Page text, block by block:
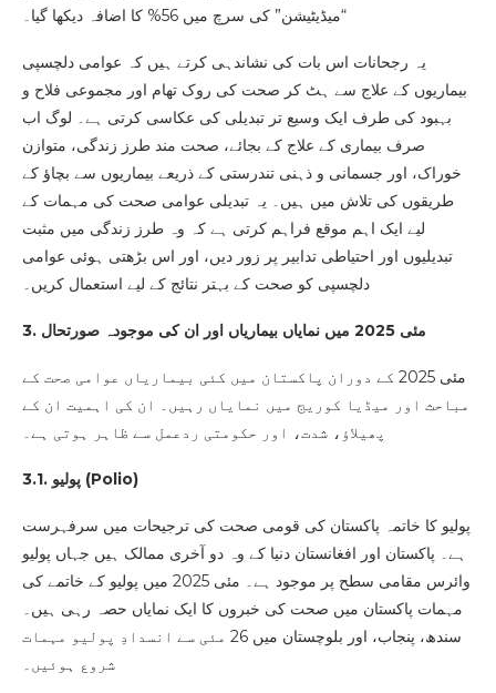
یہ رجحانات اس بات کی نشاندہی کرتے ہیں کہ عوامی دلچسپی
بیماریوں کے علاج سے ہٹ کر صحت کی روک تھام اور مجموعی فلاح و
بہبود کی طرف ایک وسیع تر تبدیلی کی عکاسی کرتی ہے۔ لوگ اب
صرف بیماری کے علاج کے بجائے، صحت مند طرز زندگی، متوازن
خوراک، اور جسمانی و ذہنی تندرستی کے ذریعے بیماریوں سے بچاؤ کے
طریقوں کی تلاش میں ہیں۔ یہ تبدیلی عوامی صحت کی مہمات کے
لیے ایک اہم موقع فراہم کرتی ہے کہ وہ طرز زندگی میں مثبت
تبدیلیوں اور احتیاطی تدابیر پر زور دیں، اور اس بڑھتی ہوئی عوامی
دلچسپی کو صحت کے بہتر نتائج کے لیے استعمال کریں۔
3. مئی 2025 میں نمایاں بیماریاں اور ان کی موجودہ صورتحال
مئی 2025 کے دوران پاکستان میں کئی بیماریاں عوامی صحت کے
مباحث اور میڈیا کوریج میں نمایاں رہیں۔ ان کی اہمیت ان کے
پھیلاؤ، شدت، اور حکومتی ردعمل سے ظاہر ہوتی ہے۔
3.1. پولیو (Polio)
پولیو کا خاتمہ پاکستان کی قومی صحت کی ترجیحات میں سرفہرست
ہے۔ پاکستان اور افغانستان دنیا کے وہ دو آخری ممالک ہیں جہاں پولیو
وائرس مقامی سطح پر موجود ہے۔ مئی 2025 میں پولیو کے خاتمے کی
مہمات پاکستان میں صحت کی خبروں کا ایک نمایاں حصہ رہی ہیں۔
سندھ، پنجاب، اور بلوچستان میں 26 مئی سے انسدادِ پولیو مہمات